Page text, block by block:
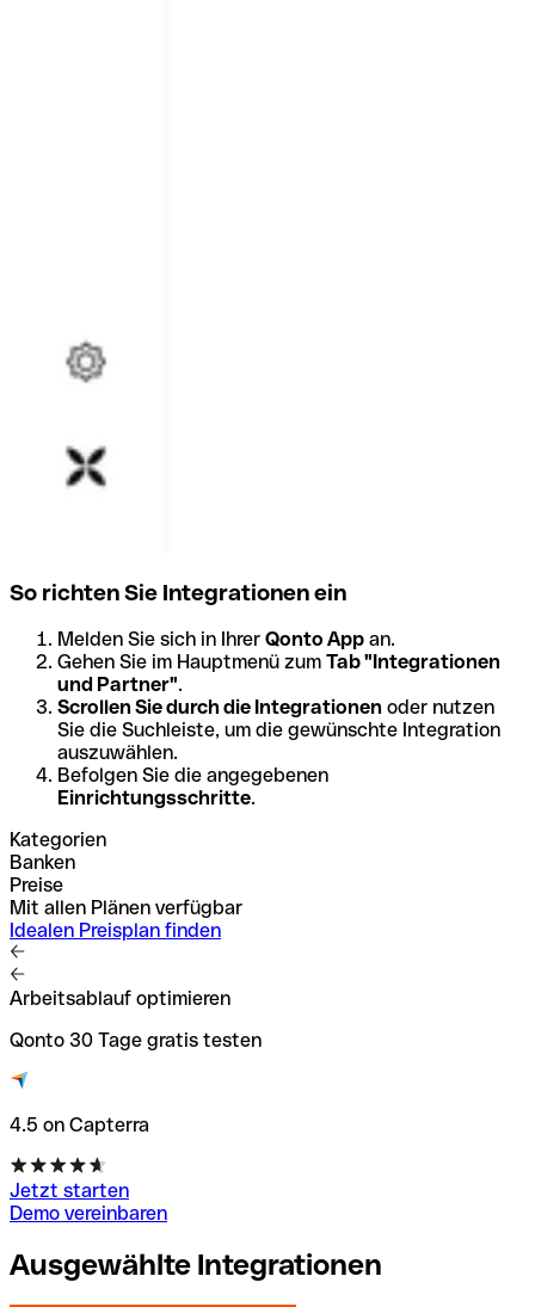
So richten Sie Integrationen ein
Melden Sie sich in Ihrer Qonto App an.
Gehen Sie im Hauptmenü zum Tab "Integrationen
und Partner".
Scrollen Sie durch die Integrationen oder nutzen
Sie die Suchleiste, um die gewünschte Integration
auszuwählen.
Befolgen Sie die angegebenen
Einrichtungsschritte.
Kategorien
Banken
Preise
Mit allen Plänen verfügbar
Idealen Preisplan finden
Arbeitsablauf optimieren
Qonto 30 Tage gratis testen
4.5 on Capterra
Jetzt starten
Demo vereinbaren
Ausgewählte Integrationen